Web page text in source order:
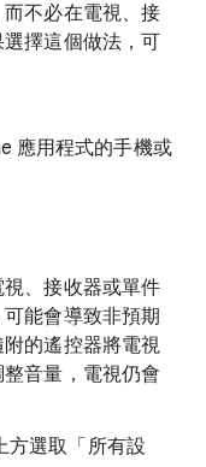
不必在電視、接
擇這個做法，可
應用程式的手機或
視、接收器或單件
能會導致非預期
的遙控器將電視
音量，電視仍會
方選取「所有設